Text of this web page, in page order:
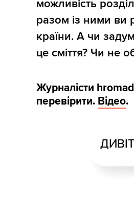
можливість
разом із ними ви
країни. А чи
це сміття? Чи не
Журналісти
перевірити. Відео.